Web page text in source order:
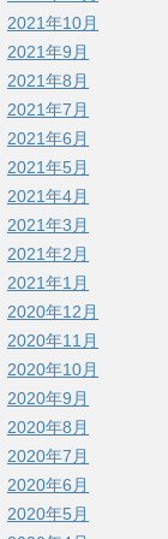
2021年10月
2021年9月
2021年8月
2021年7月
2021年6月
2021年5月
2021年4月
2021年3月
2021年2月
2021年1月
2020年12月
2020年11月
2020年10月
2020年9月
2020年8月
2020年7月
2020年6月
2020年5月